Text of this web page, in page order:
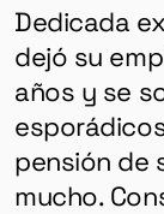
Dedicada
dejó su
años y se
pensión de
mucho.